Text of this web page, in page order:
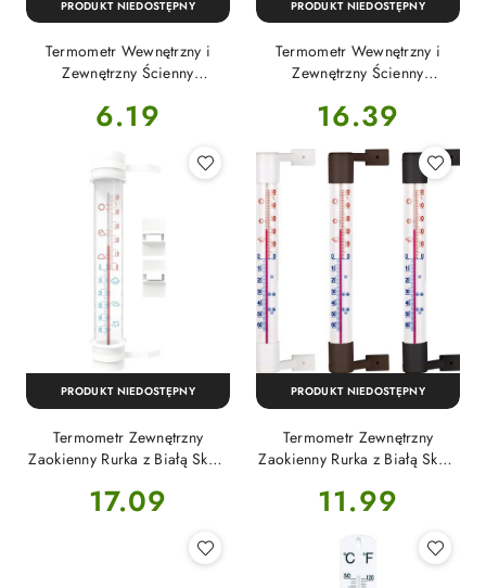
Termometr Wewnętrzny i
Zewnętrzny Ścienny
014702 Bioterm
Cena:
6.19
PRODUKT NIEDOSTĘPNY
Termometr Wewnętrzny i
Zewnętrzny Ścienny
Higrometrem 25cm x 5,5cm
Cena:
16.39
PRODUKT NIEDOSTĘPNY
Termometr Zewnętrzny
Zaokienny Rurka z Białą Skalą
Bioterm
Cena:
17.09
PRODUKT NIEDOSTĘPNY
Termometr Zewnętrzny
Zaokienny Rurka z Białą Skalą
Cena:
11.99
PRODUKT NIEDOSTĘPNY